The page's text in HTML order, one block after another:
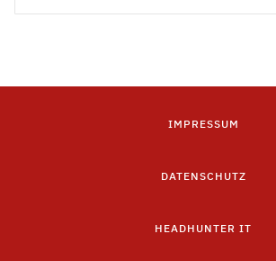
IMPRESSUM
DATENSCHUTZ
HEADHUNTER IT